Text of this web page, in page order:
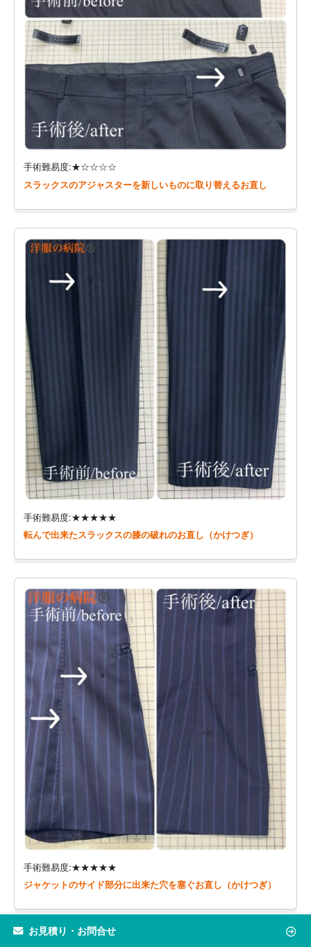
手術難易度:★☆☆☆☆
スラックスのアジャスターを新しいものに取り替えるお直し
手術難易度:★★★★★
転んで出来たスラックスの膝の破れのお直し（かけつぎ）
手術難易度:★★★★★
ジャケットのサイド部分に出来た穴を塞ぐお直し（かけつぎ）
お見積り・お問合せ